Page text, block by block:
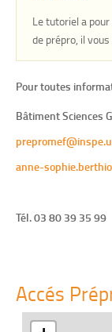
Le tutoriel a pour
de prépro, il
Pour toutes
Bâtiment Sciences
anne-
Tél. 03 80 39 35 99
Accés